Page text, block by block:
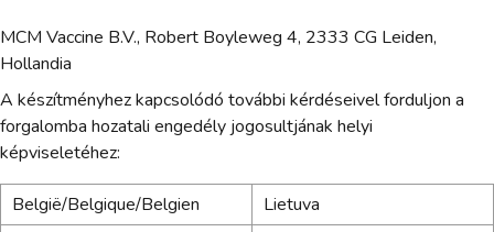
MCM Vaccine B.V., Robert Boyleweg 4, 2333 CG Leiden,
Hollandia
A készítményhez kapcsolódó további kérdéseivel forduljon a
forgalomba hozatali engedély jogosultjának helyi
képviseletéhez:
België/Belgique/Belgien Lietuva